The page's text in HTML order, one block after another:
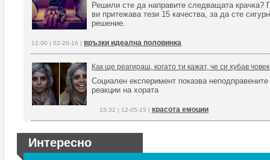
Решили сте да направите следващата крачка?
ви притежава тези 15 качества, за да сте
решение.
12:00 | 02-20-16 | връзки идеална половинка
Как ще реагираш, когато ти кажат, че си хубав
Социален експеримент показва неподправените
реакции на хората
15:32 | 12-05-15 | красота емоции
Интересно